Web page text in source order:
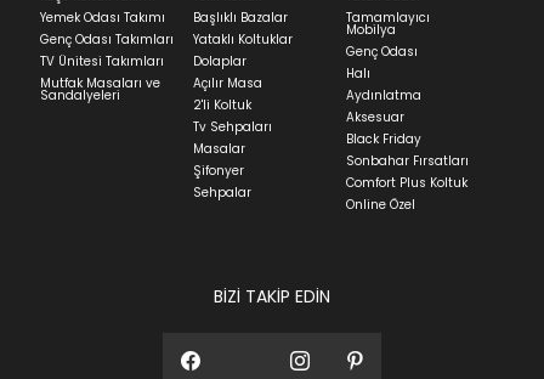
Yatak siparişlerinizin teslim süresi yaşadığınız şehre
ve ürünün stok durumuna göre ortalama 5-24 iş
günüdür.
Panel ve Döşeme grubu ürün siparişlerinizin teslim
süresi yaşadığınız şehre ve ürünün stok durumuna
göre ortalama 30-45 iş günüdür.
Siparişlerim bölümünden sürecinizi takip edebilirsiniz.
Sıkça Sorulan Sorularbölümünü ziyaret
Yemek Odası Takımı
Genç Odası Takımları
TV Ünitesi Takımları
Mutfak Masaları ve
Sandalyeleri
Başlıklı Bazalar
Yataklı Koltuklar
Dolaplar
Açılır Masa
2'li Koltuk
Tv Sehpaları
Masalar
Şifonyer
Sehpalar
Tamamlayıcı
Mobilya
Genç Odası
Halı
Aydınlatma
Aksesuar
Black Friday
Sonbahar Fırsatları
Comfort Plus Koltuk
Online Özel
BİZİ TAKİP EDİN